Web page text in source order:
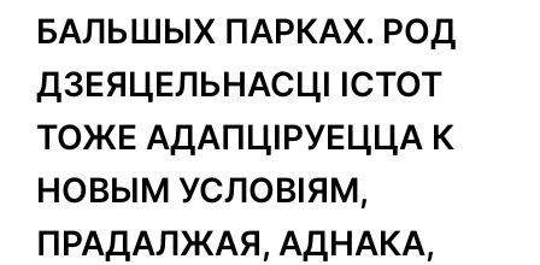
БАЛЬШЫХ ПАРКАХ. РОД
ДЗЕЯЦЕЛЬНАСЦІ ІСТОТ
ТОЖЕ АДАПЦІРУЕЦЦА К
НОВЫМ УСЛОВІЯМ,
ПРАДАЛЖАЯ, АДНАКА,